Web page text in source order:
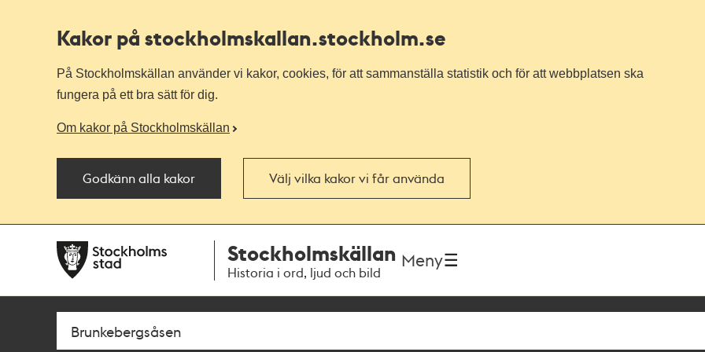
Kakor på stockholmskallan.stockholm.se
På Stockholmskällan använder vi kakor, cookies, för att sammanställa statistik och för att webbplatsen ska
fungera på ett bra sätt för dig.
Om kakor på Stockholmskällan
Godkänn alla kakor Välj vilka kakor vi får använda
navigationen
huvudinnehållet
Stockholmskällan
Historia i ord, ljud och bild
Meny
Sök